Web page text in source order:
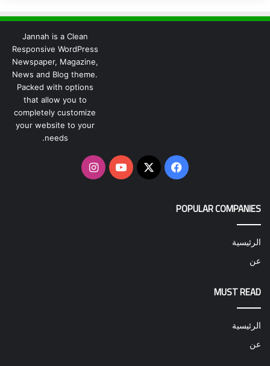
Jannah is a Clean
Responsive WordPress
Newspaper, Magazine,
News and Blog theme.
Packed with options
that allow you to
completely customize
your website to your
needs.
فيسبوك
‫X
‫YouTubeانستقرام
POPULAR COMPANIES
الرئيسية
عن
MUST READ
الرئيسية
عن